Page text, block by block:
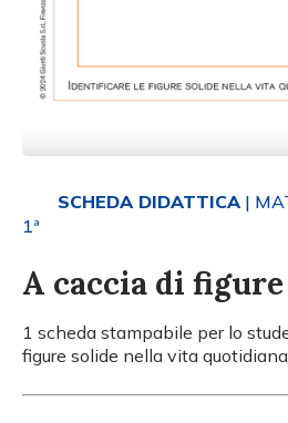
SCHEDA DIDATTICA|
1ª
A caccia di
1 scheda stampabile per lo
figure solide nella vita